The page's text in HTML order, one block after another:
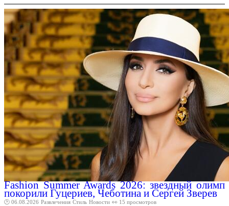
Fashion Summer Awards 2026: звездный олимп
покорили Гуцериев, Чеботина и Сергей Зверев
🕑 06.08.2026 Развлечения Стиль Новости 👀 15 просмотров